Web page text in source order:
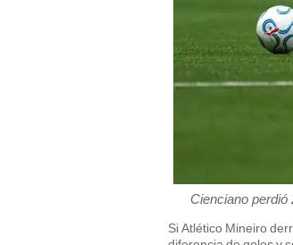
Cienciano
Si Atlético Mineiro